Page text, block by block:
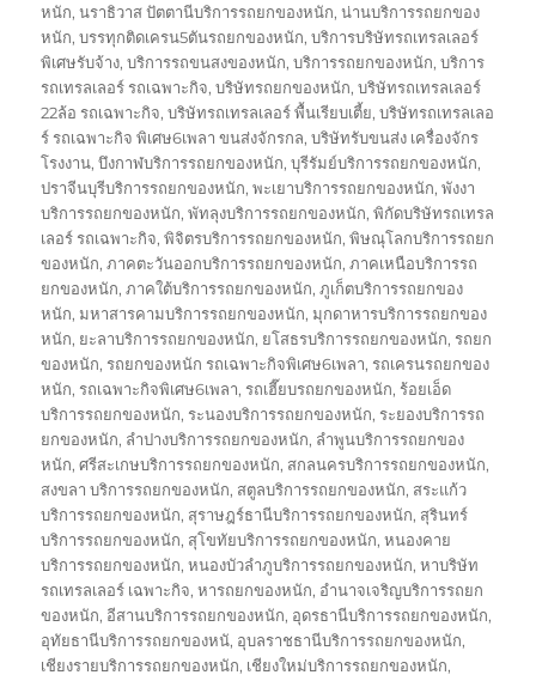
หนัก,นราธิวาส ปัตตานีบริการรถยกของหนัก,น่านบริการรถยกของ
หนัก,บรรทุกติดเครน5ตันรถยกของหนัก,บริการบริษัทรถเทรลเลอร์
พิเศษรับจ้าง,บริการรถขนสงของหนัก,บริการรถยกของหนัก,บริการ
รถเทรลเลอร์ รถเฉพาะกิจ,บริษัทรถยกของหนัก,บริษัทรถเทรลเลอร์
22ล้อ รถเฉพาะกิจ,บริษัทรถเทรลเลอร์ พื้นเรียบเตี้ย,บริษัทรถเทรลเลอ
ร์ รถเฉพาะกิจ พิเศษ6เพลา ขนส่งจักรกล,บริษัทรับขนส่ง เครื่องจักร
โรงงาน,บึงกาฬบริการรถยกของหนัก,บุรีรัมย์บริการรถยกของหนัก,
ปราจีนบุรีบริการรถยกของหนัก,พะเยาบริการรถยกของหนัก,พังงา
บริการรถยกของหนัก,พัทลุงบริการรถยกของหนัก,พิกัดบริษัทรถเทรล
เลอร์ รถเฉพาะกิจ,พิจิตรบริการรถยกของหนัก,พิษณุโลกบริการรถยก
ของหนัก,ภาคตะวันออกบริการรถยกของหนัก,ภาคเหนือบริการรถ
ยกของหนัก,ภาคใต้บริการรถยกของหนัก,ภูเก็ตบริการรถยกของ
หนัก,มหาสารคามบริการรถยกของหนัก,มุกดาหารบริการรถยกของ
หนัก, ยะลาบริการรถยกของหนัก, ยโสธรบริการรถยกของหนัก,รถยก
ของหนัก,รถยกของหนัก รถเฉพาะกิจพิเศษ6เพลา,รถเครนรถยกของ
หนัก,รถเฉพาะกิจพิเศษ6เพลา,รถเฮี๊ยบรถยกของหนัก,ร้อยเอ็ด
บริการรถยกของหนัก,ระนองบริการรถยกของหนัก,ระยองบริการรถ
ยกของหนัก, ลำปางบริการรถยกของหนัก, ลำพูนบริการรถยกของ
หนัก,ศรีสะเกษบริการรถยกของหนัก, สกลนครบริการรถยกของหนัก,
สงขลา บริการรถยกของหนัก, สตูลบริการรถยกของหนัก, สระแก้ว
บริการรถยกของหนัก, สุราษฎร์ธานีบริการรถยกของหนัก, สุรินทร์
บริการรถยกของหนัก, สุโขทัยบริการรถยกของหนัก,หนองคาย
บริการรถยกของหนัก,หนองบัวลำภูบริการรถยกของหนัก,หาบริษัท
รถเทรลเลอร์ เฉพาะกิจ,หารถยกของหนัก, อำนาจเจริญบริการรถยก
ของหนัก, อีสานบริการรถยกของหนัก, อุดรธานีบริการรถยกของหนัก,
อุทัยธานีบริการรถยกของหนั, อุบลราชธานีบริการรถยกของหนัก,
เชียงรายบริการรถยกของหนัก, เชียงใหม่บริการรถยกของหนัก,